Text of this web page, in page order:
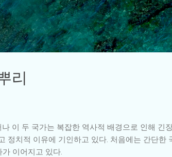
콘텐츠로 건너뛰기
리
이 두 국가는 복잡한 역사적 배경으로 인해 긴
정치적 이유에 기인하고 있다. 처음에는 간단한
이어지고 있다.